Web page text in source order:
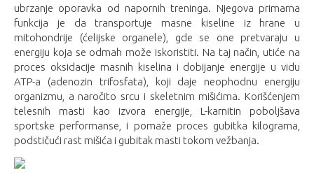
ubrzanje oporavka od napornih treninga. Njegova primarna
funkcija je da transportuje masne kiseline iz hrane u
mitohondrije (ćelijske organele), gde se one pretvaraju u
energiju koja se odmah može iskoristiti. Na taj način, utiće na
proces oksidacije masnih kiselina i dobijanje energije u vidu
ATP-a (adenozin trifosfata), koji daje neophodnu energiju
organizmu, a naročito srcu i skeletnim mišićima. Korišćenjem
telesnih masti kao izvora energije, L-karnitin poboljšava
sportske performanse, i pomaže proces gubitka kilograma,
podstičući rast mišića i gubitak masti tokom vežbanja.